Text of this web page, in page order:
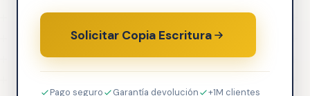
Solicitar Copia Escritura
Pago seguro Garantía devolución +1M clientes